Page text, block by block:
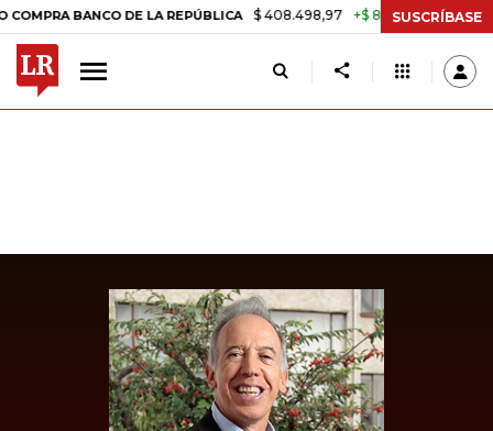
BANCO DE LA REPÚBLICA $ 408.498,97 +$ 8.753,81 +2,19% TASA
SUSCRÍBASE